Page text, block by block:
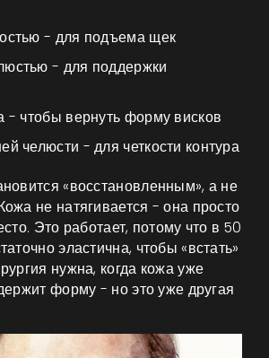
- для подъема щек
- для поддержки
- чтобы вернуть форму висков
челюсти - для четкости контура
«восстановленным», а не
не натягивается - она просто
Это работает, потому что в 50
эластична, чтобы «встать»
нужна, когда кожа уже
форму - но это уже другая